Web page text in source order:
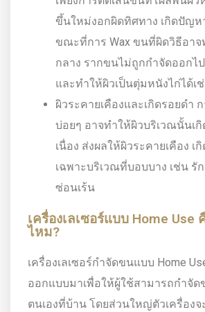
ขึ้นใหม่งอกผิดทิศทาง เกิดปัญ
ขณะที่การ Wax ขนที่ผิดวิธีอา
กลาง รากขนไม่ถูกกำจัดออกไ
และทำให้ผิวเป็นตุ่มหนังไก่ได้เ
ผิวระคายเคืองและเกิดรอยดำ
บ่อยๆ อาจทำให้ผิวบริเวณนั้นเกิ
เนื่อง ส่งผลให้ผิวระคายเคือง เ
เฉพาะบริเวณที่บอบบาง เช่น รั
ซ่อนเร้น
เครื่องเลเซอร์แบบ Home Use
ไหม?
เครื่องเลเซอร์กำจัดขนแบบ Home
ออกแบบมาเพื่อให้ผู้ใช้สามารถกำจัด
ตนเองที่บ้าน โดยส่วนใหญ่ตัวเครื่องจ